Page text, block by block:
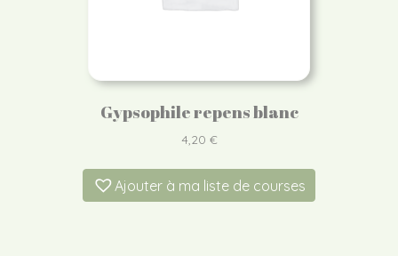
Gypsophile repens blanc
4,20 €
Ajouter à ma liste de courses